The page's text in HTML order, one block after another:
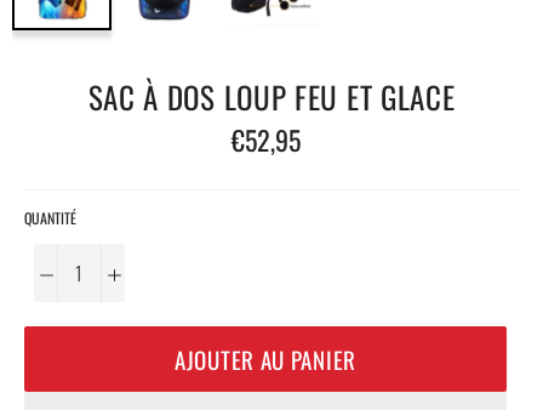
SAC À DOS LOUP FEU ET GLACE
Prix
régulier
€52,95
QUANTITÉ
− +
AJOUTER AU PANIER